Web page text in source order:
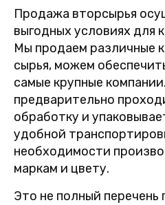
Продажа вторсырья
выгодных условиях для
Мы продаем различные
сырья, можем
самые крупные
предварительно
обработку и
удобной
необходимости
маркам и цвету.
Это не полный